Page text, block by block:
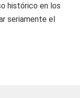
histórico en los
seriamente el